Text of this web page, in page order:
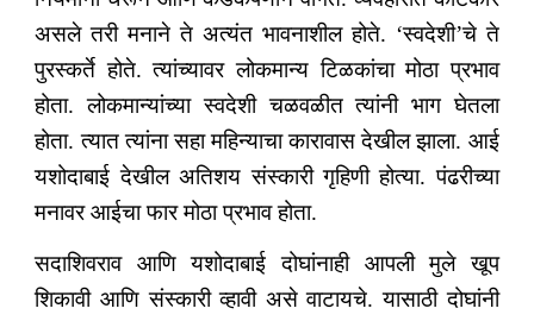
असले तरी मनाने ते अत्यंत भावनाशील होते. ‘स्वदेशी’चे ते
पुरस्कर्ते होते. त्यांच्यावर लोकमान्य टिळकांचा मोठा प्रभाव
होता. लोकमान्यांच्या स्वदेशी चळवळीत त्यांनी भाग घेतला
होता. त्यात त्यांना सहा महिन्याचा कारावास देखील झाला. आई
यशोदाबाई देखील अतिशय संस्कारी गृहिणी होत्या. पंढरीच्या
मनावर आईचा फार मोठा प्रभाव होता.
सदाशिवराव आणि यशोदाबाई दोघांनाही आपली मुले खूप
शिकावी आणि संस्कारी व्हावी असे वाटायचे. यासाठी दोघांनी